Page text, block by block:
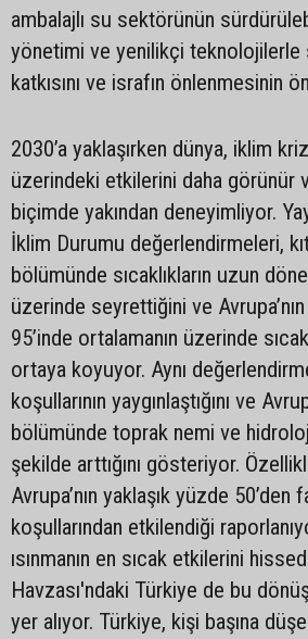
ambalajlı su sektörünün
yönetimi ve yenilikçi teknolojilerle
katkısını ve israfın önlenmesinin
2030’a yaklaşırken dünya, iklim
üzerindeki etkilerini daha görünür
biçimde yakından deneyimliyor.
İklim Durumu değerlendirmeleri,
bölümünde sıcaklıkların uzun
üzerinde seyrettiğini ve
95’inde ortalamanın üzerinde
ortaya koyuyor. Aynı
koşullarının yaygınlaştığını ve
bölümünde toprak nemi ve
şekilde arttığını gösteriyor.
Avrupa’nın yaklaşık yüzde 50’den
koşullarından etkilendiği
ısınmanın en sıcak etkilerini
Havzası'ndaki Türkiye de bu
yer alıyor. Türkiye, kişi başına